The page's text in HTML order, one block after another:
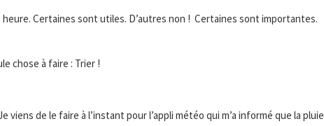
Certaines sont utiles. D’autres non ! Certaines sont importantes.
chose à faire : Trier !
de le faire à l’instant pour l’appli météo qui m’a informé que la pluie